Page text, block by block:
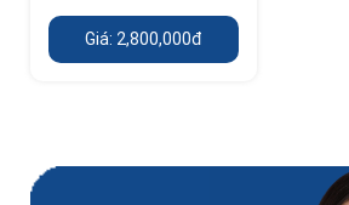
biến
Giá: 2,800,000đ